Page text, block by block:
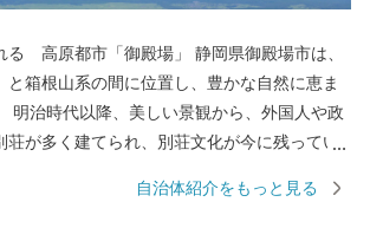
市「御殿場」 静岡県御殿場市は、
と箱根山系の間に位置し、豊かな自然に恵ま
明治時代以降、美しい景観から、外国人や政
荘が多く建てられ、別荘文化が今に残ってい
い水や高原の気候が、豊かな実りや産品を生
自治体紹介をもっと見る